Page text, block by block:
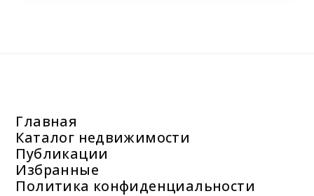
Главная
Каталог недвижимости
Публикации
Избранные
Политика конфиденциальности